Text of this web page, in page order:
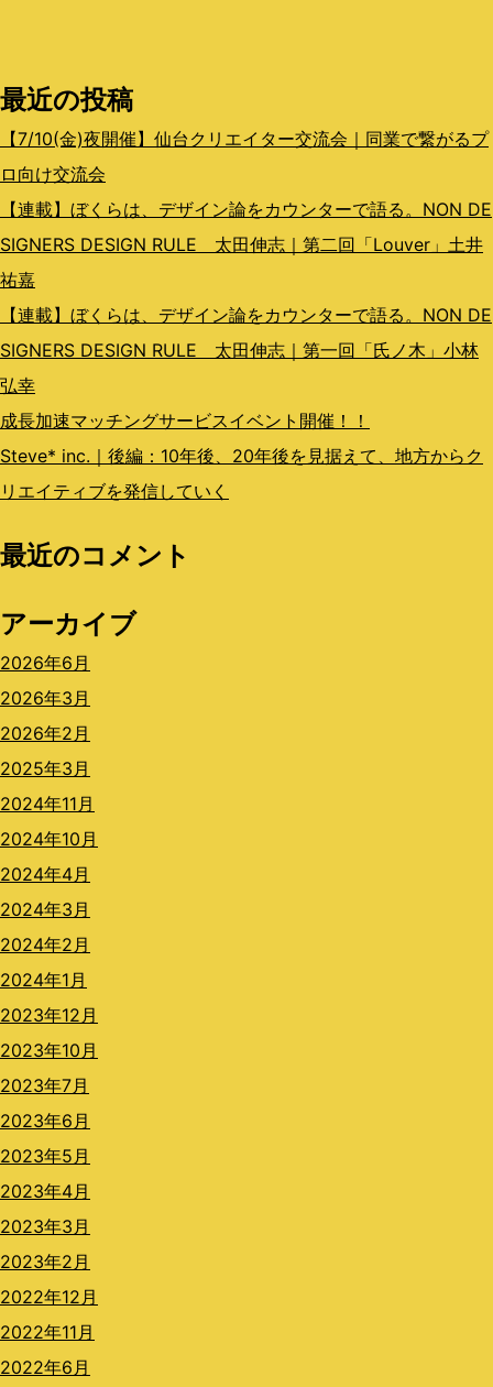
ン
最近の投稿
【7/10(金)夜開催】仙台クリエイター交流会｜同業で繋がるプ
ロ向け交流会
【連載】ぼくらは、デザイン論をカウンターで語る。NON DE
SIGNERS DESIGN RULE 太田伸志｜第二回「Louver」土井
祐嘉
【連載】ぼくらは、デザイン論をカウンターで語る。NON DE
SIGNERS DESIGN RULE 太田伸志｜第一回「氏ノ木」小林
弘幸
成長加速マッチングサービスイベント開催！！
Steve* inc.｜後編：10年後、20年後を見据えて、地方からク
リエイティブを発信していく
最近のコメント
アーカイブ
2026年6月
2026年3月
2026年2月
2025年3月
2024年11月
2024年10月
2024年4月
2024年3月
2024年2月
2024年1月
2023年12月
2023年10月
2023年7月
2023年6月
2023年5月
2023年4月
2023年3月
2023年2月
2022年12月
2022年11月
2022年6月